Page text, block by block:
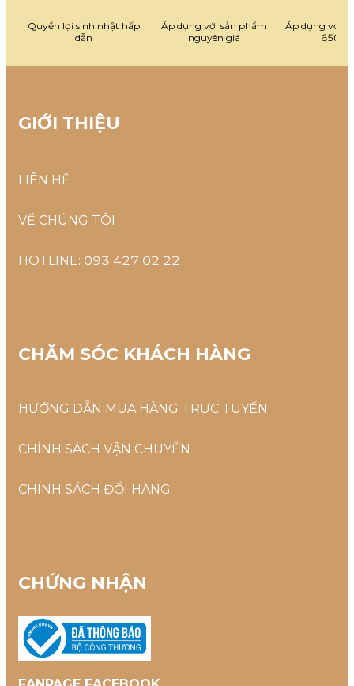
Quyền lợi sinh nhật hấp
dẫn
Áp dụng với sản phẩm
nguyên giá
Áp dụng với
CHỨNG NHẬN
CHĂM SÓC KHÁCH HÀNG
GIỚI THIỆU
HƯỚNG DẪN MUA HÀNG TRỰC TUYẾN
CHÍNH SÁCH VẬN CHUYỂN
CHÍNH SÁCH ĐỔI HÀNG
LIÊN HỆ
VỀ CHÚNG TÔI
HOTLINE: 093 427 02 22